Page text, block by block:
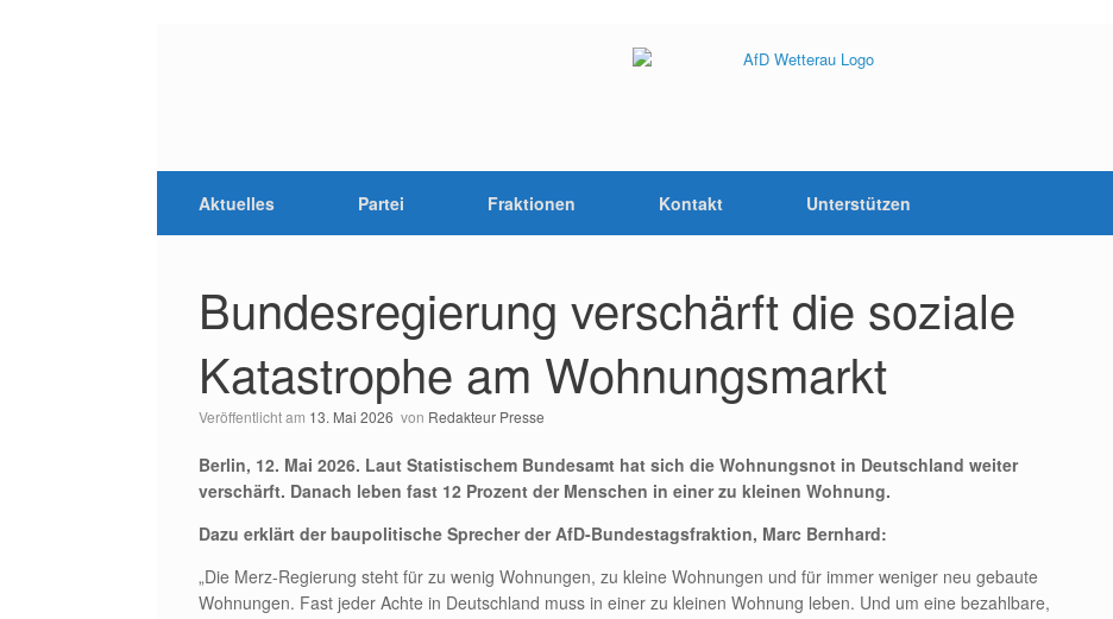
Aktuelles Partei Fraktionen Kontakt Unterstützen
Bundesregierung verschärft die soziale
Katastrophe am Wohnungsmarkt
Veröffentlicht am 13. Mai 2026 von Redakteur Presse
Berlin, 12. Mai 2026. Laut Statistischem Bundesamt hat sich die Wohnungsnot in Deutschland weiter
verschärft. Danach leben fast 12 Prozent der Menschen in einer zu kleinen Wohnung.
Dazu erklärt der baupolitische Sprecher der AfD-Bundestagsfraktion, Marc Bernhard:
„Die Merz-Regierung steht für zu wenig Wohnungen, zu kleine Wohnungen und für immer weniger neu gebaute
Wohnungen. Fast jeder Achte in Deutschland muss in einer zu kleinen Wohnung leben. Und um eine bezahlbare,